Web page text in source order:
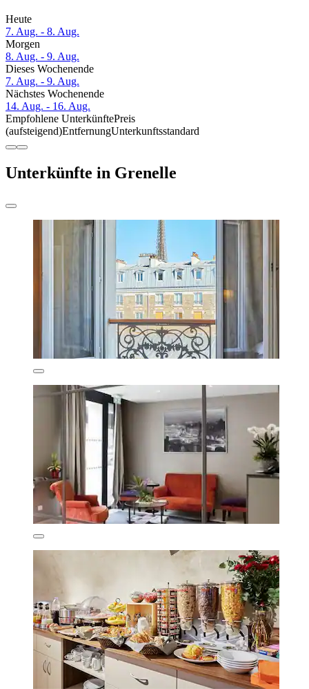
Heute
7. Aug. - 8. Aug.
Morgen
8. Aug. - 9. Aug.
Dieses Wochenende
7. Aug. - 9. Aug.
Nächstes Wochenende
14. Aug. - 16. Aug.
Empfohlene UnterkünftePreis
(aufsteigend)EntfernungUnterkunftsstandard
Unterkünfte in Grenelle